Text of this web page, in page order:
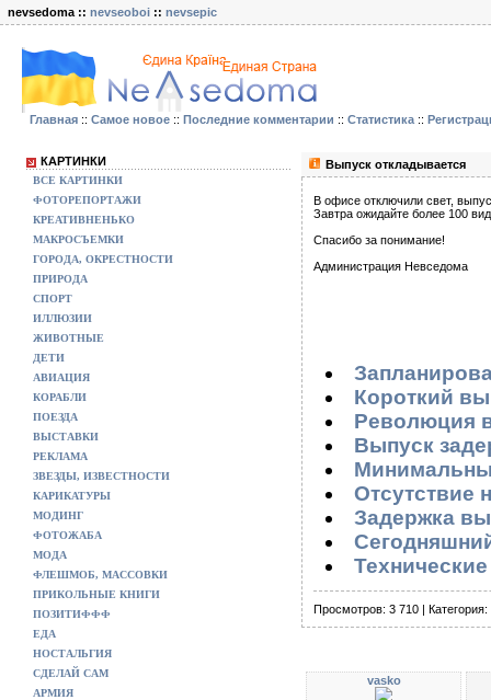
nevsedoma :: nevseoboi :: nevsepic
Главная :: Самое новое :: Последние комментарии :: Статистика ::
КАРТИНКИ
ВСЕ КАРТИНКИ
ФОТОРЕПОРТАЖИ
КРЕАТИВНЕНЬКО
МАКРОСЪЕМКИ
ГОРОДА, ОКРЕСТНОСТИ
ПРИРОДА
СПОРТ
ИЛЛЮЗИИ
ЖИВОТНЫЕ
ДЕТИ
АВИАЦИЯ
КОРАБЛИ
ПОЕЗДА
ВЫСТАВКИ
РЕКЛАМА
ЗВЕЗДЫ, ИЗВЕСТНОСТИ
КАРИКАТУРЫ
МОДИНГ
ФОТОЖАБА
МОДА
ФЛЕШМОБ, МАССОВКИ
ПРИКОЛЬНЫЕ КНИГИ
ПОЗИТИФФФ
ЕДА
НОСТАЛЬГИЯ
СДЕЛАЙ САМ
АРМИЯ
Выпуск откладывается
В офисе отключили свет,
Завтра ожидайте более 100
Спасибо за понимание!
Администрация Невседома
Короткий
Революция
Выпуск
Отсутствие
Задержка
Просмотров: 3 710 | Категория:
vasko